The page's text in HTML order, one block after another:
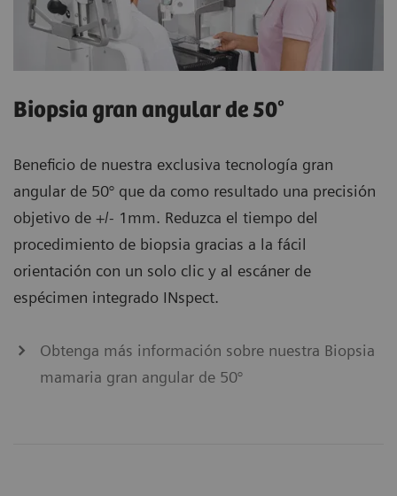
Biopsia gran angular de 50°
Beneficio de nuestra exclusiva tecnología gran
angular de 50° que da como resultado una precisión
objetivo de +/- 1mm. Reduzca el tiempo del
procedimiento de biopsia gracias a la fácil
orientación con un solo clic y al escáner de
espécimen integrado INspect.
Obtenga más información sobre nuestra Biopsia
mamaria gran angular de 50°